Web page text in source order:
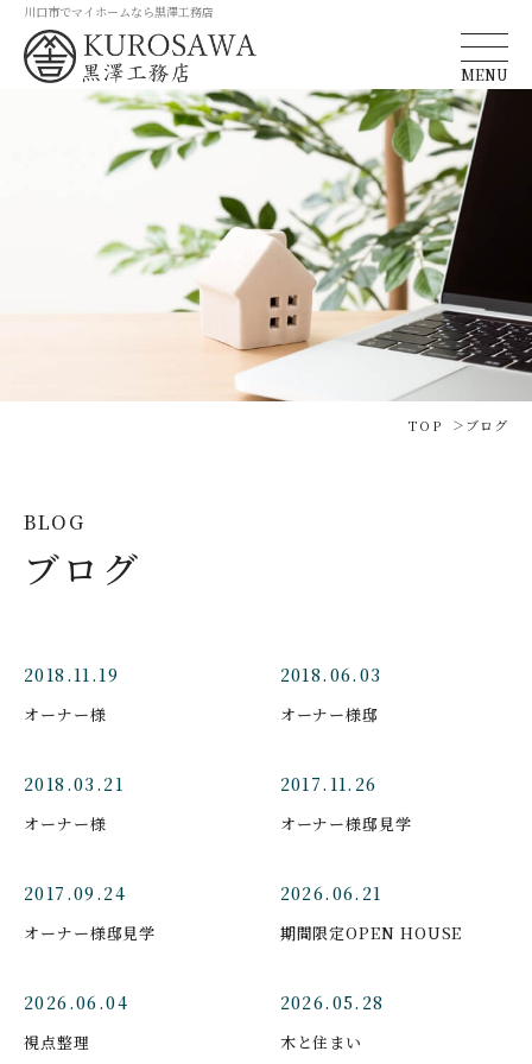
川口市でマイホームなら黒澤工務店
MENU
TOP ブログ
BLOG
ブログ
2018.11.19
オーナー様
2018.06.03
オーナー様邸
2018.03.21
オーナー様
2017.11.26
オーナー様邸見学
2017.09.24
オーナー様邸見学
2026.06.21
期間限定OPEN HOUSE
2026.06.04
視点整理
2026.05.28
木と住まい